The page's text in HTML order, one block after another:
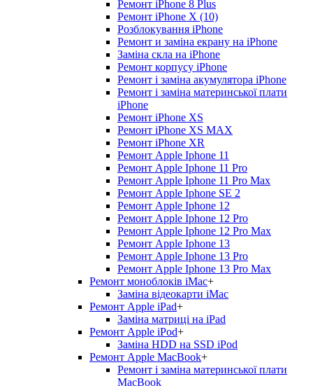
Ремонт iPhone 8 Plus
Ремонт iPhone X (10)
Розблокування iPhone
Ремонт и заміна екрану на iPhone
Заміна скла на iPhone
Ремонт корпусу iPhone
Ремонт і заміна акумулятора iPhone
Ремонт і заміна материнської плати
iPhone
Ремонт iPhone XS
Ремонт iPhone XS MAX
Ремонт iPhone XR
Ремонт Apple Iphone 11
Ремонт Apple Iphone 11 Pro
Ремонт Apple Iphone 11 Pro Max
Ремонт Apple Iphone SE 2
Ремонт Apple Iphone 12
Ремонт Apple Iphone 12 Pro
Ремонт Apple Iphone 12 Pro Max
Ремонт Apple Iphone 13
Ремонт Apple Iphone 13 Pro
Ремонт Apple Iphone 13 Pro Max
Ремонт моноблоків iMac+
Заміна відеокарти iMac
Ремонт Apple iPad+
Заміна матриці на iPad
Ремонт Apple iPod+
Заміна HDD на SSD iPod
Ремонт Apple MacBook+
Ремонт і заміна материнської плати
MacBook